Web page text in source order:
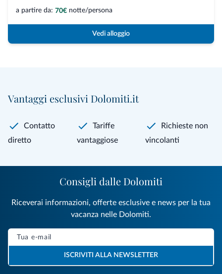
a partire da: 70€ notte/persona
Vedi alloggio
Vantaggi esclusivi Dolomiti.it
Contatto
diretto
Tariffe
vantaggiose
Richieste non
vincolanti
Consigli dalle Dolomiti
Riceverai informazioni, offerte esclusive e news per la tua
vacanza nelle Dolomiti.
ISCRIVITI ALLA NEWSLETTER